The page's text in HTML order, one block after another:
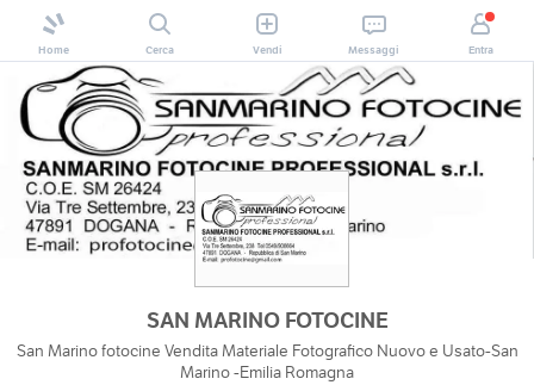
Home Cerca Vendi Messaggi Entra
SAN MARINO FOTOCINE
San Marino fotocine Vendita Materiale Fotografico Nuovo e Usato-San
Marino -Emilia Romagna